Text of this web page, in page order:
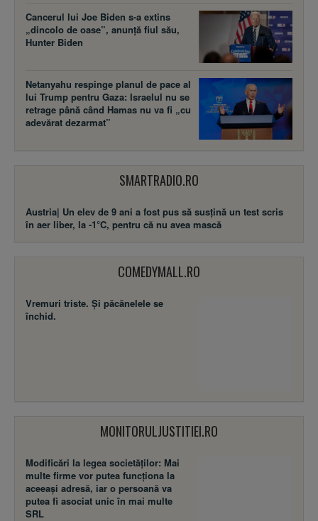
Cancerul lui Joe Biden s-a extins
„dincolo de oase”, anunță fiul său,
Hunter Biden
Netanyahu respinge planul de pace al
lui Trump pentru Gaza: Israelul nu se
retrage până când Hamas nu va fi „cu
adevărat dezarmat”
SMARTRADIO.RO
Austria| Un elev de 9 ani a fost pus să susţină un test scris
în aer liber, la -1°C, pentru că nu avea mască
COMEDYMALL.RO
Vremuri triste. Şi păcănelele se
închid.
MONITORULJUSTITIEI.RO
Modificări la legea societăţilor: Mai
multe firme vor putea funcţiona la
aceeaşi adresă, iar o persoană va
putea fi asociat unic în mai multe
SRL